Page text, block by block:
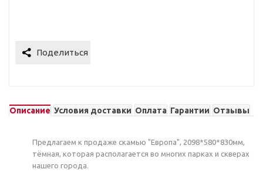
Описание Условия доставки Оплата Гарантии Отзывы
Предлагаем к продаже скамью "Европа", 2098*580*830мм,
тёмная, которая располагается во многих парках и скверах
нашего города.